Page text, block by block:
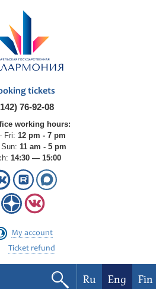
tickets
76-92-08
working hours:
Fri: 12 pm - 7 pm
11 am - 5 pm
14:30 — 15:00
My account
Ticket refund
Ru Eng Fin